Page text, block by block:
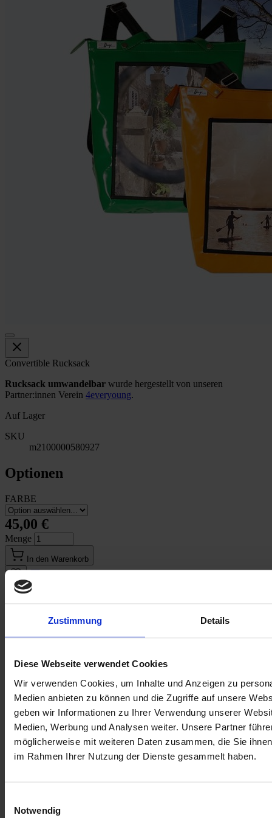
Zustimmung Details
Diese Webseite verwendet Cookies
Wir verwenden Cookies, um Inhalte und Anzeigen zu
Medien anbieten zu können und die Zugriffe auf unsere
geben wir Informationen zu Ihrer Verwendung unserer
Medien, Werbung und Analysen weiter. Unsere Partner
möglicherweise mit weiteren Daten zusammen, die Sie
im Rahmen Ihrer Nutzung der Dienste gesammelt haben.
Notwendig
Convertible Rucksack
Rucksack umwandelbar wurde hergestellt von unseren
Partner:innen Verein 4everyoung.
Auf Lager
SKU
m2100000580927
Optionen
FARBE
45,00 €
Menge
In den Warenkorb
Beschreibung
Beschreibung /Convertible Rucksack
verwandeln lässt. Ausgestattet mit einem großen Hauptfach für die
Design und praktische Funktionalität. Ideal für unterwegs – flexibel
tragbar und nachhaltig produziert.
Maße: B: 43 cm
H: 48 cm
T: 12 cm